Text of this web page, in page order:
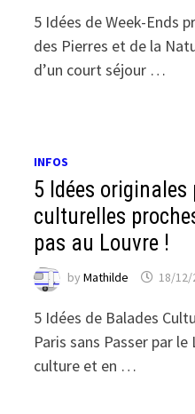
5 Idées de Week-Ends
des Pierres et de la
d’un court séjour …
INFOS
5 Idées originales
culturelles
pas au Louvre !
byMathilde 18/12/
5 Idées de Balades
Paris sans Passer par
culture et en …